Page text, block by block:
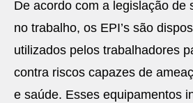
De acordo com a legislação de
no trabalho, os EPI’s são
utilizados pelos trabalhadores
contra riscos capazes de
e saúde. Esses equipamentos